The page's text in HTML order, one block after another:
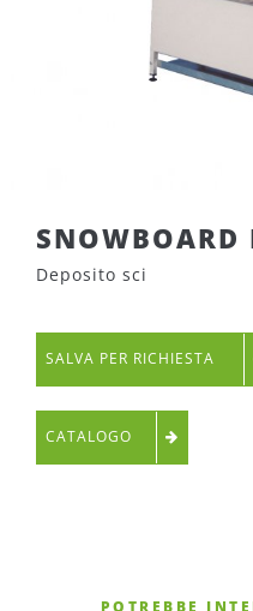
SNOWBOARD
Deposito sci
SALVA PER RICHIESTA
CATALOGO
POTREBBE